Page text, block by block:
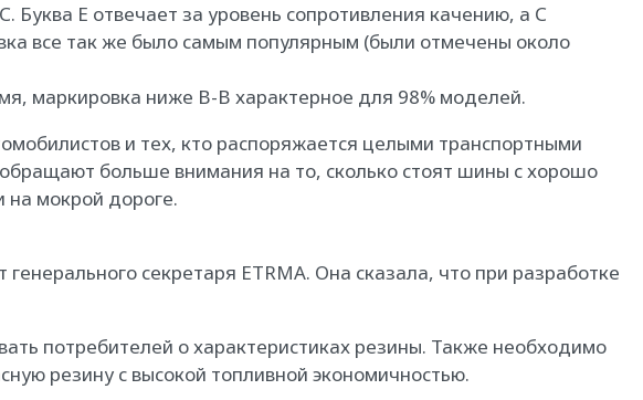
Е отвечает за уровень сопротивления качению, а С
все так же было самым популярным (были отмечены около
маркировка ниже В-В характерное для 98% моделей.
и тех, кто распоряжается целыми транспортными
больше внимания на то, сколько стоят шины с хорошо
на мокрой дороге.
секретаря ETRMA. Она сказала, что при разработке
потребителей о характеристиках резины. Также необходимо
резину с высокой топливной экономичностью.